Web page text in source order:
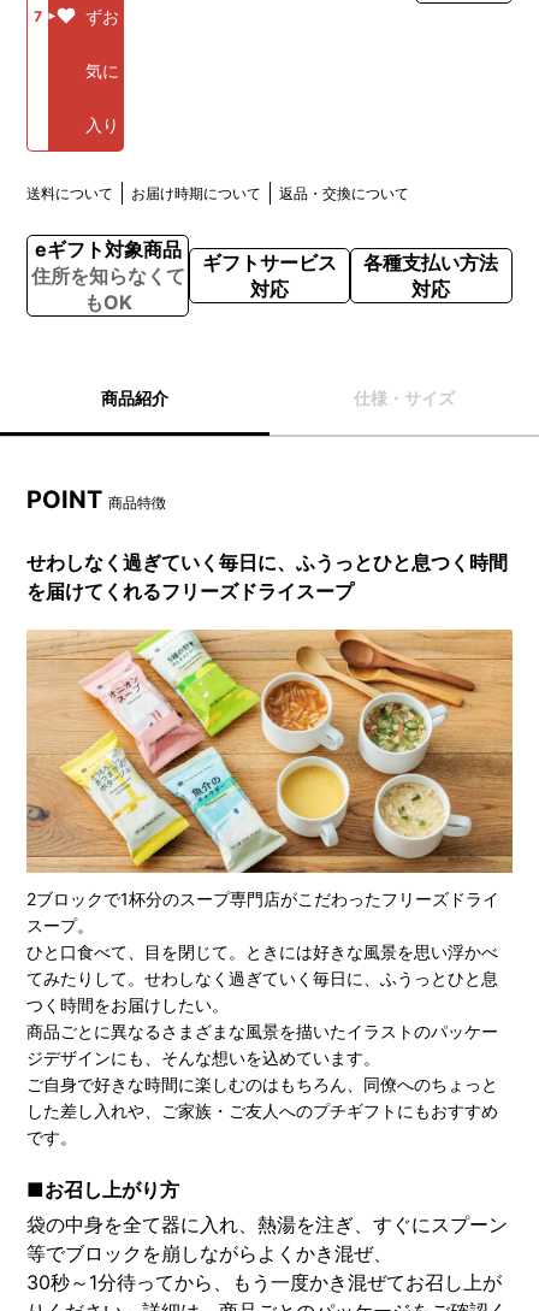
7 ずお
気に
入り
送料について お届け時期について 返品・交換について
eギフト対象商品
住所を知らなくて
もOK
ギフトサービス
対応
各種支払い方法
対応
商品紹介 仕様・サイズ
POINT商品特徴
せわしなく過ぎていく毎日に、ふうっとひと息つく時間
を届けてくれるフリーズドライスープ
2ブロックで1杯分のスープ専門店がこだわったフリーズドライ
スープ。
ひと口食べて、目を閉じて。ときには好きな風景を思い浮かべ
てみたりして。せわしなく過ぎていく毎日に、ふうっとひと息
つく時間をお届けしたい。
商品ごとに異なるさまざまな風景を描いたイラストのパッケー
ジデザインにも、そんな想いを込めています。
ご自身で好きな時間に楽しむのはもちろん、同僚へのちょっと
した差し入れや、ご家族・ご友人へのプチギフトにもおすすめ
です。
■お召し上がり方
袋の中身を全て器に入れ、熱湯を注ぎ、すぐにスプーン
等でブロックを崩しながらよくかき混ぜ、
30秒～1分待ってから、もう一度かき混ぜてお召し上が